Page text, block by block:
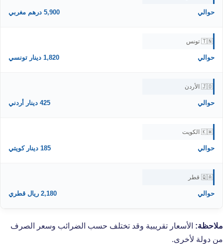
حوالي 5,900 درهم مغربي
🇹🇳 تونس
حوالي 1,820 دينار تونسي
🇯🇴 الأردن
حوالي 425 دينار أردني
🇰🇼 الكويت
حوالي 185 دينار كويتي
🇶🇦 قطر
حوالي 2,180 ريال قطري
ملاحظة: الأسعار تقريبية وقد تختلف حسب الضرائب وسعر الصرف
من دولة لأخرى.